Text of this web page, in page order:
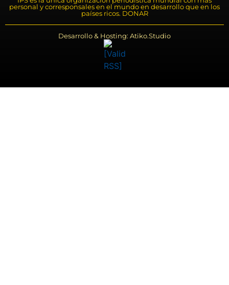
personal y corresponsales en el mundo en desarrollo que en los
países ricos. DONAR
Desarrollo & Hosting: Atiko.Studio